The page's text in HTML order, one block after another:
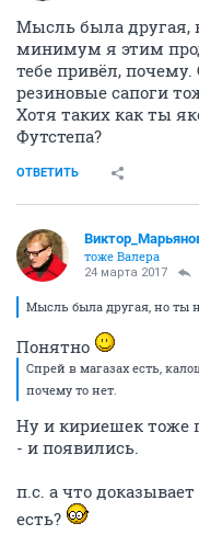
Мысль была другая,
минимум я этим
тебе привёл,
резиновые сапоги
Хотя таких как ты
Футстепа?
ОТВЕТИТЬ
тоже Валера
24 марта 2017
Мысль была другая, но ты
Понятно
Спрей в магазах есть,
почему то нет.
Ну и кириешек тоже
- и появились.
п.с. а что
есть?